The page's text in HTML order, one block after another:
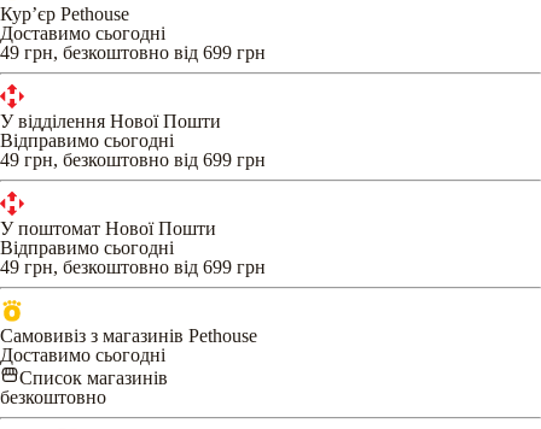
Кур’єр Pethouse
Доставимо сьогодні
49 грн, безкоштовно від 699 грн
У відділення Нової Пошти
Відправимо сьогодні
49 грн, безкоштовно від 699 грн
У поштомат Нової Пошти
Відправимо сьогодні
49 грн, безкоштовно від 699 грн
Самовивіз з магазинів Pethouse
Доставимо сьогодні
Список магазинів
безкоштовно